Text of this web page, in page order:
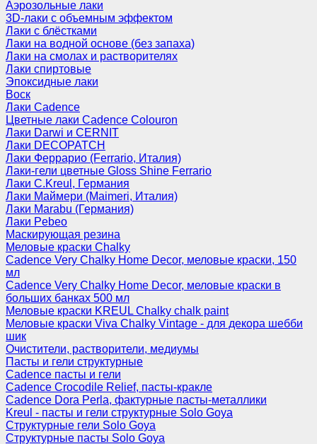
Аэрозольные лаки
3D-лаки с объемным эффектом
Лаки с блёстками
Лаки на водной основе (без запаха)
Лаки на смолах и растворителях
Лаки спиртовые
Эпоксидные лаки
Воск
Лаки Cadence
Цветные лаки Cadence Colouron
Лаки Darwi и CERNIT
Лаки DECOPATCH
Лаки Феррарио (Ferrario, Италия)
Лаки-гели цветные Gloss Shine Ferrario
Лаки C.Kreul, Германия
Лаки Маймери (Maimeri, Италия)
Лаки Marabu (Германия)
Лаки Pebeo
Маскирующая резина
Меловые краски Chalky
Cadence Very Chalky Home Decor, меловые краски, 150
мл
Cadence Very Chalky Home Decor, меловые краски в
больших банках 500 мл
Меловые краски KREUL Chalky chalk paint
Меловые краски Viva Chalky Vintage - для декора шебби
шик
Очистители, растворители, медиумы
Пасты и гели структурные
Cadence пасты и гели
Cadence Crocodile Relief, пасты-кракле
Cadence Dora Perla, фактурные пасты-металлики
Kreul - пасты и гели структурные Solo Goya
Структурные гели Solo Goya
Структурные пасты Solo Goya